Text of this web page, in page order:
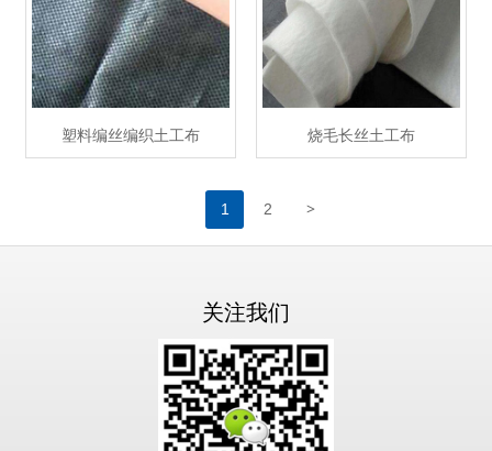
塑料编丝编织土工布 烧毛长丝土工布
1 2 >
关注我们